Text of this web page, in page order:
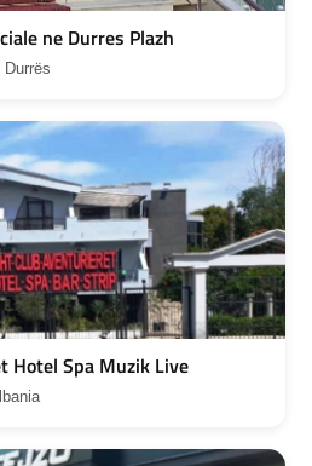
ne Durres Plazh
Hotel Spa Muzik Live